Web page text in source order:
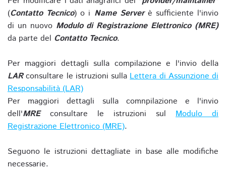
(Contatto Tecnico) o i Name Serverè sufficiente l'invio
di un nuovo Modulo di Registrazione Elettronico (MRE)
da parte del Contatto Tecnico.
Per maggiori dettagli sulla compilazione e l'invio della
LARconsultare le istruzioni sullaLettera di Assunzione di
Responsabilità (LAR)
Per maggiori dettagli sulla comnpilazione e l'invio
dell'MREconsultare le istruzioni sul Modulo di
Registrazione Elettronico (MRE).
Seguono le istruzioni dettagliate in base alle modifiche
necessarie.